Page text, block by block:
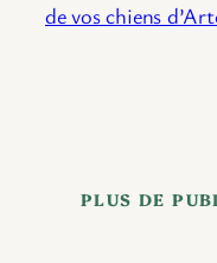
de vos chiens
PLUS DE